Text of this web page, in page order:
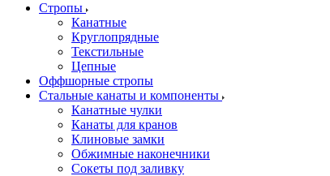
Стропы
Канатные
Круглопрядные
Текстильные
Цепные
Оффшорные стропы
Стальные канаты и компоненты
Канатные чулки
Канаты для кранов
Клиновые замки
Обжимные наконечники
Сокеты под заливку